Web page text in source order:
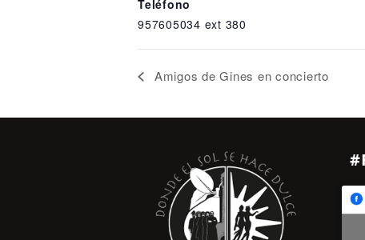
Teléfono
957605034 ext 380
Amigos de Gines en concierto